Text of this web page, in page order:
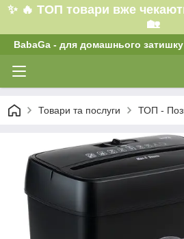
✨ 🔥 ТОП товари вже
🏡
BabaGa - для домашнього затишку
Товари та послуги ТОП -